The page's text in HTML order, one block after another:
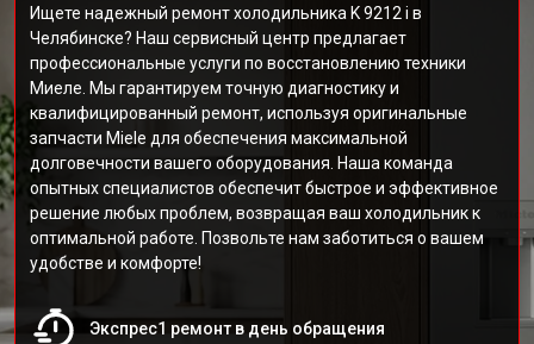
Ищете надежный ремонт холодильника K 9212 i в
Челябинске? Наш сервисный центр предлагает
профессиональные услуги по восстановлению техники
Миеле. Мы гарантируем точную диагностику и
квалифицированный ремонт, используя оригинальные
запчасти Miele для обеспечения максимальной
долговечности вашего оборудования. Наша команда
опытных специалистов обеспечит быстрое и эффективное
решение любых проблем, возвращая ваш холодильник к
оптимальной работе. Позвольте нам заботиться о вашем
удобстве и комфорте!
Экспрес1 ремонт в день обращения